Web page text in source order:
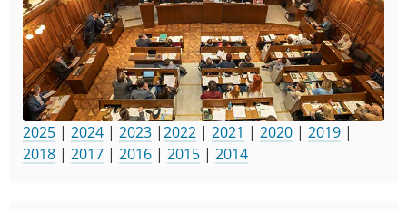
2025 | 2024 | 2023 |2022 | 2021 | 2020 | 2019 |
2018 | 2017 | 2016 | 2015 | 2014